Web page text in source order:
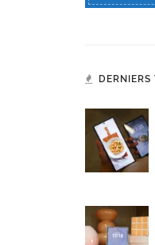
DERNIERS